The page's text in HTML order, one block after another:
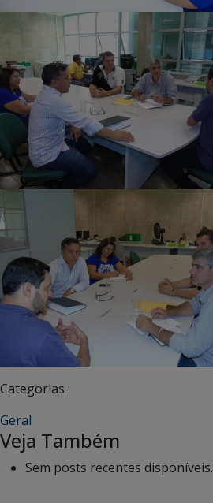
Categorias :
Geral
Veja Também
Sem posts recentes disponíveis.